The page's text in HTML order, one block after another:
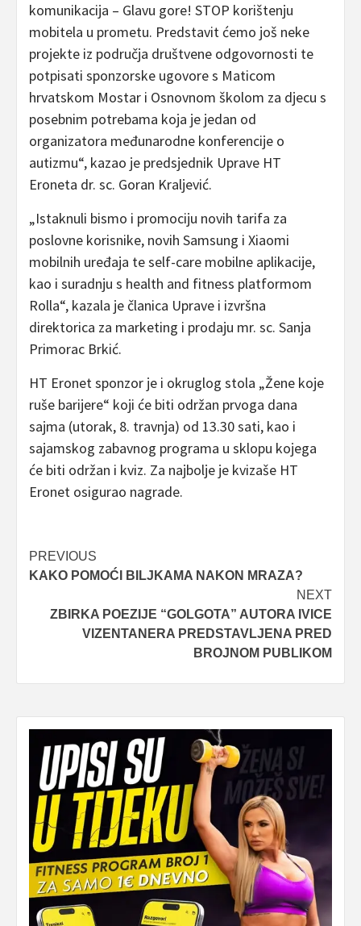
komunikacija – Glavu gore! STOP korištenju
mobitela u prometu. Predstavit ćemo još neke
projekte iz područja društvene odgovornosti te
potpisati sponzorske ugovore s Maticom
hrvatskom Mostar i Osnovnom školom za djecu s
posebnim potrebama koja je jedan od
organizatora međunarodne konferencije o
autizmu“, kazao je predsjednik Uprave HT
Eroneta dr. sc. Goran Kraljević.
„Istaknuli bismo i promociju novih tarifa za
poslovne korisnike, novih Samsung i Xiaomi
mobilnih uređaja te self-care mobilne aplikacije,
kao i suradnju s health and fitness platformom
Rolla“, kazala je članica Uprave i izvršna
direktorica za marketing i prodaju mr. sc. Sanja
Primorac Brkić.
HT Eronet sponzor je i okruglog stola „Žene koje
ruše barijere“ koji će biti održan prvoga dana
sajma (utorak, 8. travnja) od 13.30 sati, kao i
sajamskog zabavnog programa u sklopu kojega
će biti održan i kviz. Za najbolje je kvizaše HT
Eronet osigurao nagrade.
Post
navigation
PREVIOUS
KAKO POMOĆI BILJKAMA NAKON MRAZA?
NEXT
ZBIRKA POEZIJE “GOLGOTA” AUTORA IVICE
VIZENTANERA PREDSTAVLJENA PRED
BROJNOM PUBLIKOM